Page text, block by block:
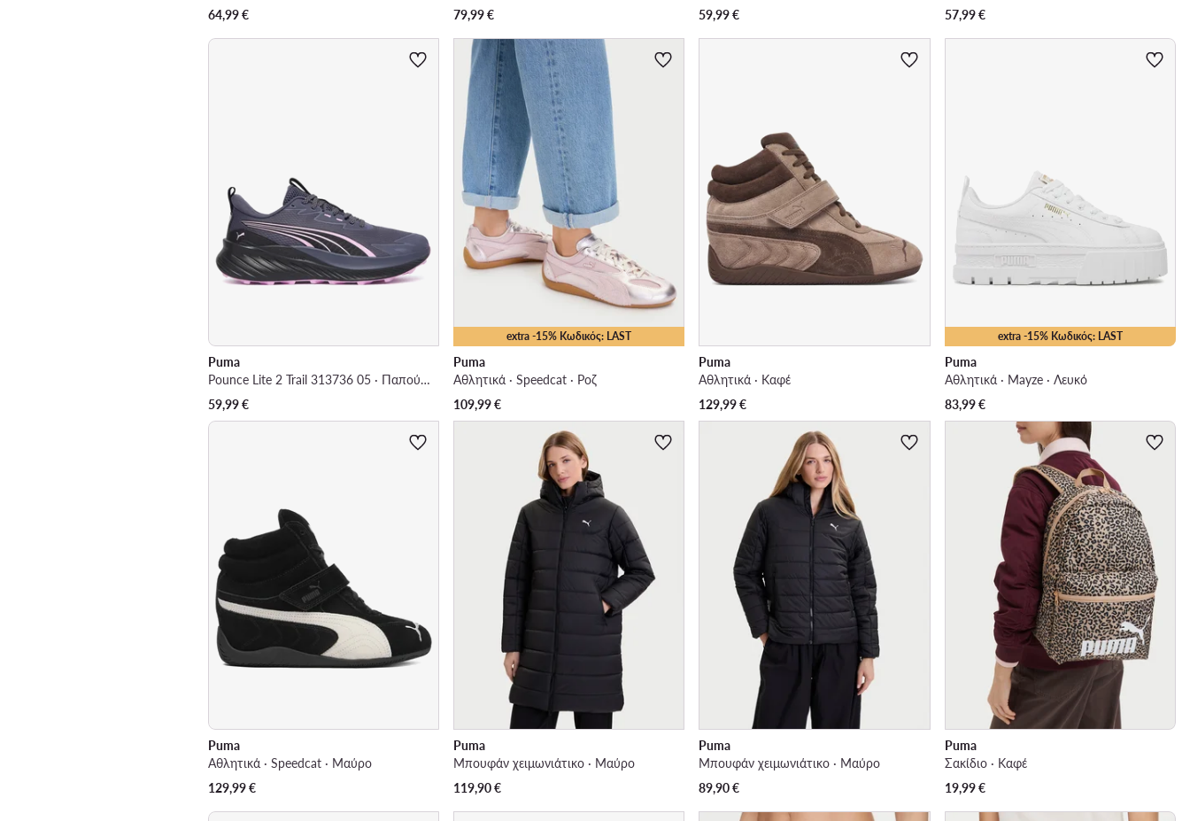
64,99€
79,99€
59,99€
57,99€
Puma
Pounce Lite 2 Trail 313736 05 · Παπούτσια για Τρέξιμο
59,99€
extra -15% Κωδικός: LAST
Puma
Αθλητικά · Speedcat · Ροζ
109,99€
Puma
Αθλητικά · Καφέ
129,99€
extra -15% Κωδικός: LAST
Puma
Αθλητικά · Mayze · Λευκό
83,99€
Puma
Αθλητικά · Speedcat · Μαύρο
129,99€
Puma
Μπουφάν χειμωνιάτικο · Μαύρο
119,90€
Puma
Μπουφάν χειμωνιάτικο · Μαύρο
89,90€
Puma
Σακίδιο · Καφέ
19,99€